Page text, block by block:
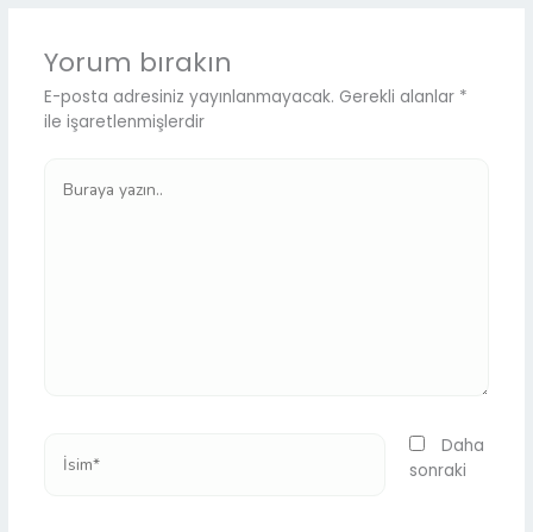
Yorum bırakın
E-posta adresiniz yayınlanmayacak. Gerekli alanlar *
ile işaretlenmişlerdir
yazın..
Daha
sonraki